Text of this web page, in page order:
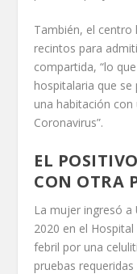
También, el centro
recintos para
compartida, “lo
hospitalaria que
una habitación
Coronavirus”.
EL
CON OTRA
La mujer ingresó a
2020 en el
febril por una
pruebas